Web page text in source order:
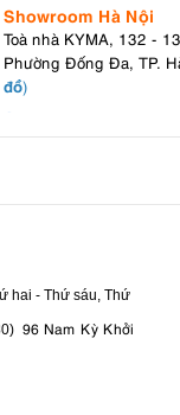
Showroom Hà Nội
Toà nhà KYMA, 132 -
Phường Đống Đa, TP.
đồ)
hai - Thứ sáu, Thứ
) 96 Nam Kỳ Khởi